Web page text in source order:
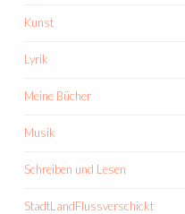
Kunst
Lyrik
Meine Bücher
Musik
Schreiben und Lesen
StadtLandFlussverschickt